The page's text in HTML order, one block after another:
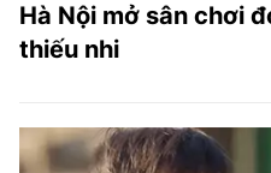
Hà Nội mở sân chơi
thiếu nhi